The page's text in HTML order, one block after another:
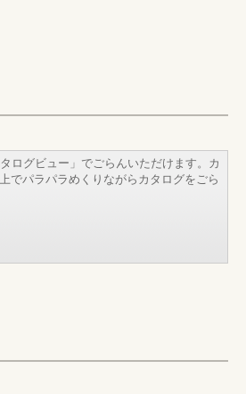
ログビュー」でごらんいただけます。カ
でパラパラめくりながらカタログをごら